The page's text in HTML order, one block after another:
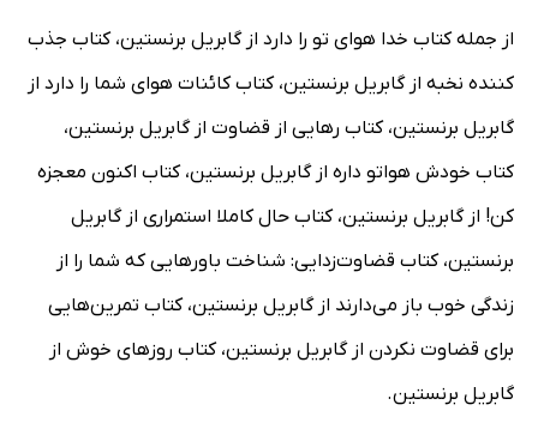
از جمله کتاب خدا هوای تو را دارد از گابریل برنستین، کتاب جذب
کننده نخبه از گابریل برنستین، کتاب کائنات هوای شما را دارد از
گابریل برنستین، کتاب رهایی از قضاوت از گابریل برنستین،
کتاب خودش هواتو داره از گابریل برنستین، کتاب اکنون معجزه
کن! از گابریل برنستین، کتاب حال کاملا استمراری از گابریل
برنستین، کتاب قضاوت‌زدایی: شناخت باورهایی که شما را از
زندگی خوب باز می‌دارند از گابریل برنستین، کتاب تمرین‌هایی
برای قضاوت نکردن از گابریل برنستین، کتاب روزهای خوش از
گابریل برنستین.